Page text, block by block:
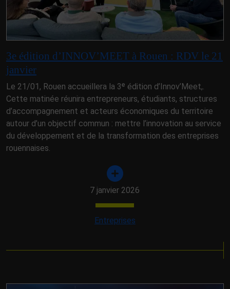
3e édition d’INNOV’MEET à Rouen : RDV le 21
janvier
Le 21/01, Rouen accueillera la 3ᵉ édition d’Innov’Meet,.
Cette matinée réunira entrepreneurs, étudiants, structures
d’accompagnement et acteurs économiques du territoire
autour d’un objectif commun : mettre l’innovation au service
du développement et de la transformation des entreprises
rouennaises.
7 janvier 2026
Entreprises